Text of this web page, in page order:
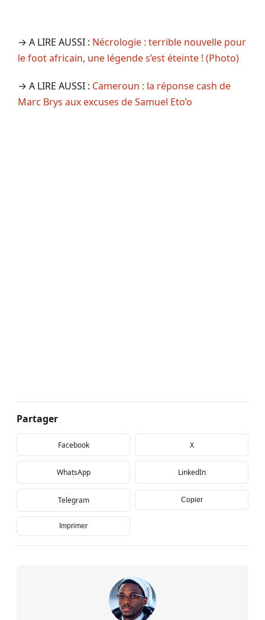
→ A LIRE AUSSI : Nécrologie : terrible nouvelle pour
le foot africain, une légende s’est éteinte ! (Photo)
→ A LIRE AUSSI : Cameroun : la réponse cash de
Marc Brys aux excuses de Samuel Eto’o
Partager
Facebook X
WhatsApp LinkedIn
Telegram Copier
Imprimer